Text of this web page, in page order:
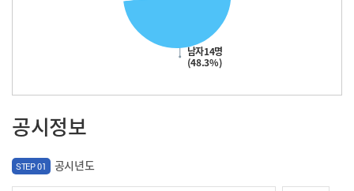
남자14명
(48.3%)
공시정보
STEP 01 공시년도